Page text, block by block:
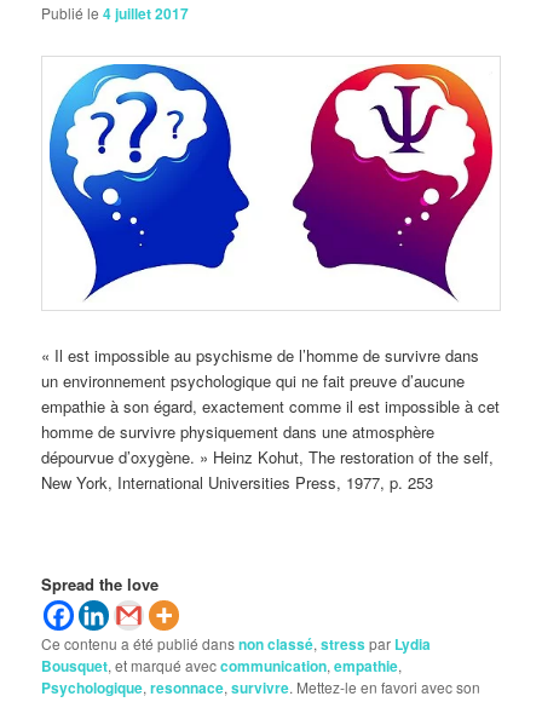
Publié le4 juillet 2017
« Il est impossible au psychisme de l’homme de survivre dans
un environnement psychologique qui ne fait preuve d’aucune
empathie à son égard, exactement comme il est impossible à cet
homme de survivre physiquement dans une atmosphère
dépourvue d’oxygène. » Heinz Kohut, The restoration of the self,
New York, International Universities Press, 1977, p. 253
Spread the love
Ce contenu a été publié dansnon classé,stresspar Lydia
Bousquet, et marqué aveccommunication,empathie,
Psychologique,resonnace,survivre. Mettez-le en favori avec son